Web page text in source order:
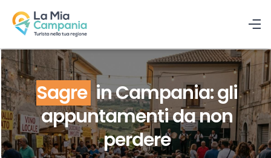
Sagre in Campania: gli
appuntamenti da non
perdere